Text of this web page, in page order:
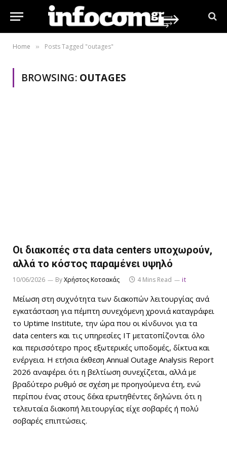
Home » Posts Tagged "outages"
BROWSING: OUTAGES
Οι διακοπές στα data centers υποχωρούν,
αλλά το κόστος παραμένει υψηλό
10/06/2026 ByΧρήστος Κοτσακάς 4 Mins Read it
Μείωση στη συχνότητα των διακοπών λειτουργίας ανά
εγκατάσταση για πέμπτη συνεχόμενη χρονιά καταγράφει
το Uptime Institute, την ώρα που οι κίνδυνοι για τα
data centers και τις υπηρεσίες IT μετατοπίζονται όλο
και περισσότερο προς εξωτερικές υποδομές, δίκτυα και
ενέργεια. Η ετήσια έκθεση Annual Outage Analysis Report
2026 αναφέρει ότι η βελτίωση συνεχίζεται, αλλά με
βραδύτερο ρυθμό σε σχέση με προηγούμενα έτη, ενώ
περίπου ένας στους δέκα ερωτηθέντες δηλώνει ότι η
τελευταία διακοπή λειτουργίας είχε σοβαρές ή πολύ
σοβαρές επιπτώσεις.